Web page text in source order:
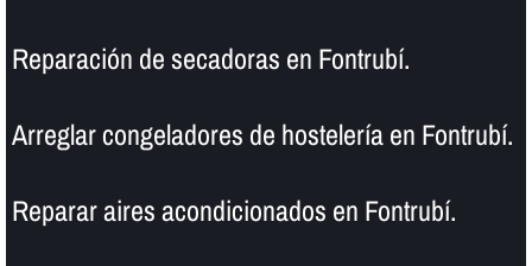
Reparación de secadoras en Fontrubí.
Arreglar congeladores de hostelerí­a en Fontrubí.
Reparar aires acondicionados en Fontrubí.